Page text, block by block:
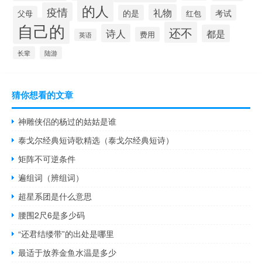
父母 疫情 的人 的是 礼物 红包 考试
自己的 英语 诗人 费用 还不 都是
长辈 陆游
猜你想看的文章
神雕侠侣的杨过的姑姑是谁
泰戈尔经典短诗歌精选（泰戈尔经典短诗）
矩阵不可逆条件
遍组词（辨组词）
超星系团是什么意思
腰围2尺6是多少码
“还君结缕带”的出处是哪里
最适于放养金鱼水温是多少